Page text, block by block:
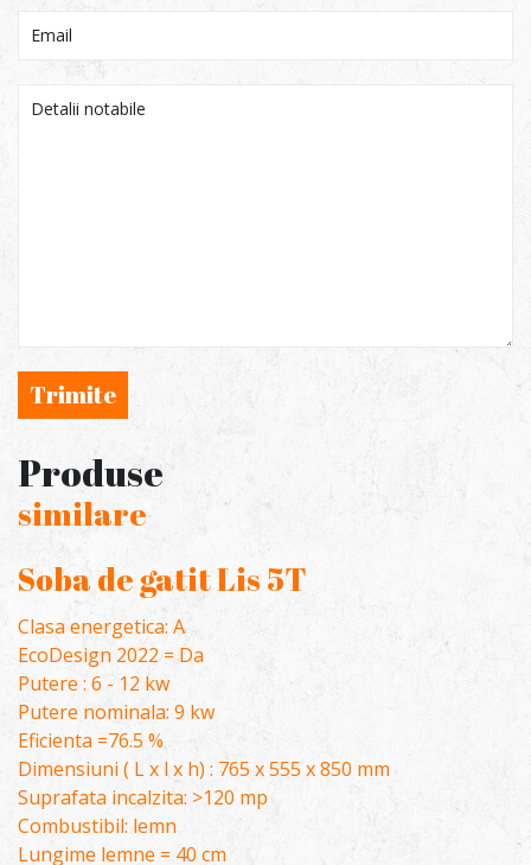
Trimite
Produse
similare
Soba de gatit Lis 5T
Clasa energetica: A
EcoDesign 2022 = Da
Putere : 6 - 12 kw
Putere nominala: 9 kw
Eficienta =76.5 %
Dimensiuni ( L x l x h) : 765 x 555 x 850 mm
Suprafata incalzita: >120 mp
Combustibil: lemn
Lungime lemne = 40 cm